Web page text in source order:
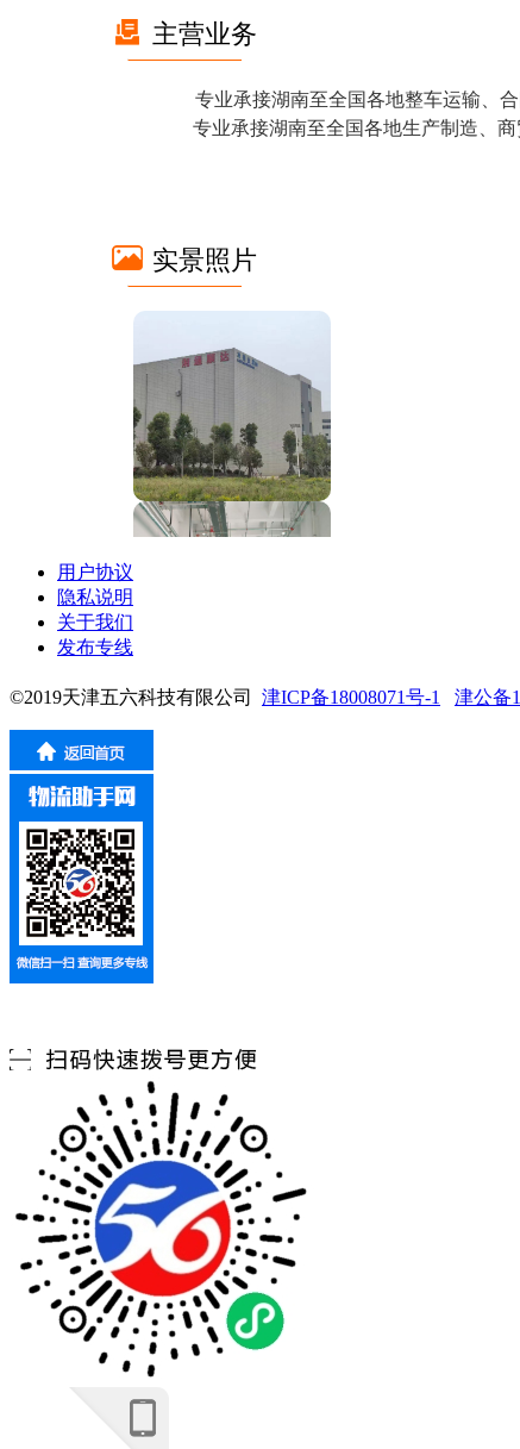
主营业务
专业承接湖南至全国各地整车运输、
专业承接湖南至全国各地生产制造
实景照片
用户协议
隐私说明
关于我们
发布专线
©2019天津五六科技有限公司 津ICP备18008071号-1 津公备